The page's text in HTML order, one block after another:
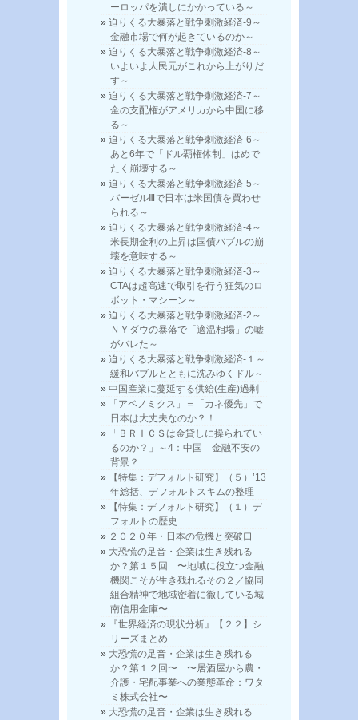
ーロッパを潰しにかかっている～
迫りくる大暴落と戦争刺激経済-9～
金融市場で何が起きているのか～
迫りくる大暴落と戦争刺激経済-8～
いよいよ人民元がこれから上がりだ
す～
迫りくる大暴落と戦争刺激経済-7～
金の支配権がアメリカから中国に移
る～
迫りくる大暴落と戦争刺激経済-6～
あと6年で「ドル覇権体制」はめで
たく崩壊する～
迫りくる大暴落と戦争刺激経済-5～
バーゼルⅢで日本は米国債を買わせ
られる～
迫りくる大暴落と戦争刺激経済-4～
米長期金利の上昇は国債バブルの崩
壊を意味する～
迫りくる大暴落と戦争刺激経済-3～
CTAは超高速で取引を行う狂気のロ
ボット・マシーン～
迫りくる大暴落と戦争刺激経済-2～
ＮＹダウの暴落で「適温相場」の嘘
がバレた～
迫りくる大暴落と戦争刺激経済-１～
緩和バブルとともに沈みゆくドル～
中国産業に蔓延する供給(生産)過剰
「アベノミクス」＝「カネ優先」で
日本は大丈夫なのか？！
「ＢＲＩＣＳは金貸しに操られてい
るのか？」～4：中国 金融不安の
背景？
【特集：デフォルト研究】（５）’13
年総括、デフォルトスキムの整理
【特集：デフォルト研究】（１）デ
フォルトの歴史
２０２０年・日本の危機と突破口
大恐慌の足音・企業は生き残れる
か？第１５回 〜地域に役立つ金融
機関こそが生き残れるその２／協同
組合精神で地域密着に徹している城
南信用金庫〜
『世界経済の現状分析』【２２】シ
リーズまとめ
大恐慌の足音・企業は生き残れる
か？第１２回〜 〜居酒屋から農・
介護・宅配事業への業態革命：ワタ
ミ株式会社〜
大恐慌の足音・企業は生き残れる